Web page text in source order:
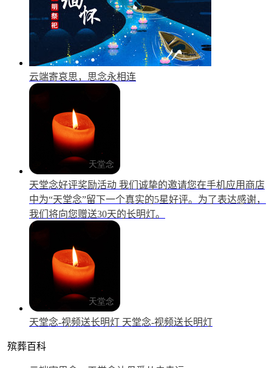
云端寄哀思，思念永相连
天堂念好评奖励活动 我们诚挚的邀请您在手机应用商店
中为“天堂念”留下一个真实的5星好评。为了表达感谢，
我们将向您赠送30天的长明灯。
天堂念-视频送长明灯 天堂念-视频送长明灯
殡葬百科